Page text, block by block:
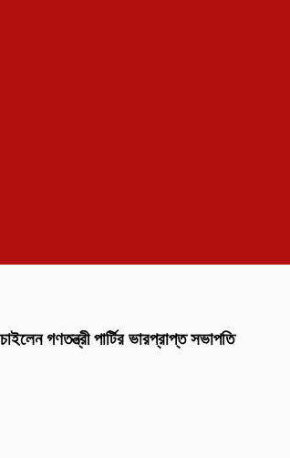
গণতন্ত্রী পার্টির ভারপ্রাপ্ত সভাপতি